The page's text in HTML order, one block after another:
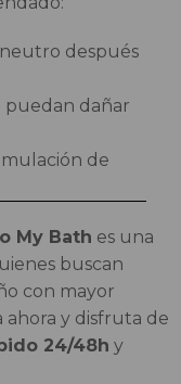
después
puedan dañar
de
My Bath es una
buscan
con mayor
y disfruta de
24/48h y